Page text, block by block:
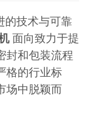
的技术与可靠
面向致力于提
封和包装流程
格的行业标
场中脱颖而